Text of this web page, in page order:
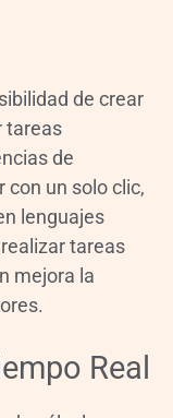
de crear
tareas
de
con un solo clic,
lenguajes
tareas
mejora la
Real